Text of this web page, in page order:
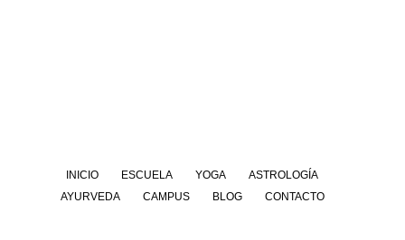
INICIO ESCUELA YOGA
ASTROLOGÍA
AYURVEDA
CAMPUS BLOG CONTACTO